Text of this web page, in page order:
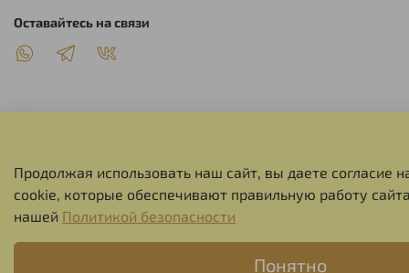
СЕРВИС
Оставайтесь на связи
Продолжая использовать наш сайт, вы даете согласие
cookie, которые обеспечивают правильную работу
нашей Политикой безопасности
Понятно